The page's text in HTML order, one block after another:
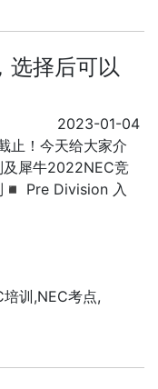
选择后可以
2023-01-04
止！今天给大家介
及犀牛2022NEC竞
◾ Pre Division 入
训,NEC考点,